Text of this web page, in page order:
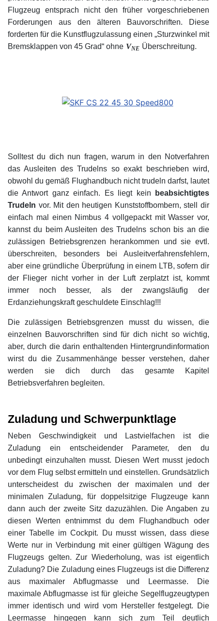
Flugzeug entsprach nicht den früher vorgeschriebenen
Forderungen aus den älteren Bauvorschriften. Diese
forderten für die Kunstflugzulassung einen „Sturzwinkel mit
Bremsklappen von 45 Grad“ ohne VNE Überschreitung.
Solltest du dich nun fragen, warum in den Notverfahren
das Ausleiten des Trudelns so exakt beschrieben wird,
obwohl du gemäß Flughandbuch nicht trudeln darfst, lautet
die Antwort ganz einfach. Es liegt kein
beabsichtigtes
Trudeln vor. Mit den heutigen Kunststoffbombern, stell dir
einfach mal einen Nimbus 4 vollgepackt mit Wasser vor,
kannst du beim Ausleiten des Trudelns schon bis an die
zulässigen Betriebsgrenzen herankommen und sie evtl.
überschreiten, besonders bei Ausleitverfahrensfehlern,
aber eine gründliche Überprüfung in einem LTB, sofern dir
der Flieger nicht vorher in der Luft zerplatzt ist, kommt
immer noch besser, als der zwangsläufig der
Erdanziehungskraft geschuldete Einschlag!!!
Die zulässigen Betriebsgrenzen musst du wissen, die
einzelnen Bauvorschriften sind für dich nicht so wichtig,
aber, durch die darin enthaltenden Hintergrundinformation
wirst du die Zusammenhänge besser verstehen, daher
werden sie dich durch das gesamte Kapitel
Betriebsverfahren begleiten.
Zuladung und Schwerpunktlage
Neben Geschwindigkeit und Lastvielfachen ist die
Zuladung ein entscheidender Parameter, den du
unbedingt einzuhalten musst. Diesen Wert musst jedoch
vor dem Flug selbst ermitteln und einstellen. Grundsätzlich
unterscheidest du zwischen der maximalen und der
minimalen Zuladung, für doppelsitzige Flugzeuge kann
dann auch der zweite Sitz dazuzählen. Die Angaben zu
diesen Werten entnimmst du dem Flughandbuch oder
einer Tabelle im Cockpit. Du musst wissen, dass diese
Werte nur in Verbindung mit einer gültigen Wägung des
Flugzeugs gelten. Zur Wiederholung, was ist eigentlich
Zuladung? Die Zuladung eines Flugzeugs ist die Differenz
aus maximaler Abflugmasse und Leermasse. Die
maximale Abflugmasse ist für gleiche Segelflugzeugtypen
immer identisch und wird vom Hersteller festgelegt. Die
Leermasse hingegen kann sich zum Teil deutlich